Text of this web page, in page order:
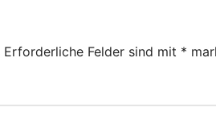
Erforderliche Felder sind mit *